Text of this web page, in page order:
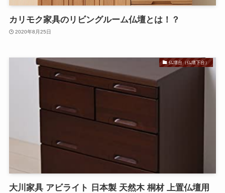
カリモク家具のリビングルーム仏壇とは！？
2020年8月25日
仏壇台（仏壇下台）
大川家具 アビライト 日本製 天然木 桐材 上置仏壇用